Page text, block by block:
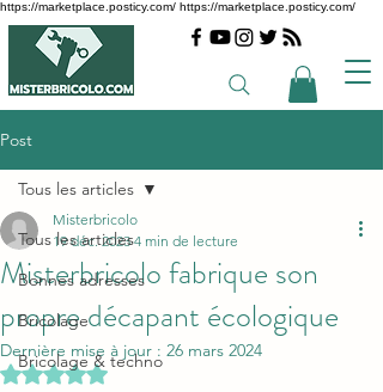
https://marketplace.posticy.com/ https://marketplace.posticy.com/
Post
Tous les articles
Bonnes adresses
Bricolage
Bricolage & techno
Tous les articles
Misterbricolo fabrique son
propre décapant écologique
Misterbricolo
19 déc. 2023 4 min de lecture
Dernière mise à jour : 26 mars 2024
Noté NaN étoiles sur 5.